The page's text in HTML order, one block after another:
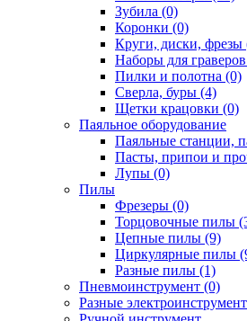
Зубила (0)
Коронки (0)
Круги, диски, фрезы
Наборы для
Пилки и полотна (0)
Сверла, буры (4)
Щетки крацовки (0)
Паяльное оборудование
Паяльные станции,
Пасты, припои и
Лупы (0)
Пилы
Фрезеры (0)
Торцовочные пилы
Цепные пилы (9)
Циркулярные пилы
Разные пилы (1)
Пневмоинструмент (0)
Разные